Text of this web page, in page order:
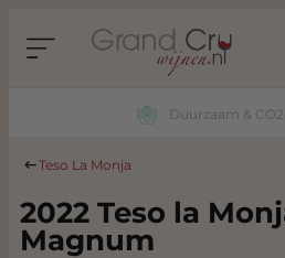
Duurzaam &
Teso La Monja
2022 Teso la
Magnum